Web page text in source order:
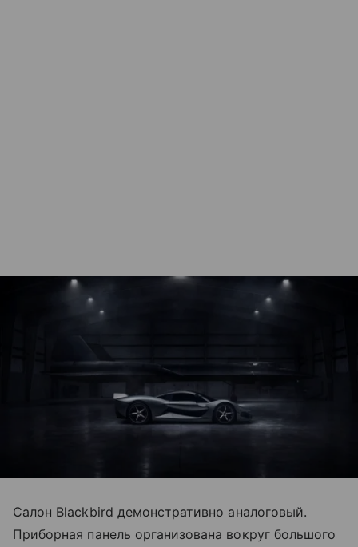
Салон Blackbird демонстративно аналоговый.
Приборная панель организована вокруг большого